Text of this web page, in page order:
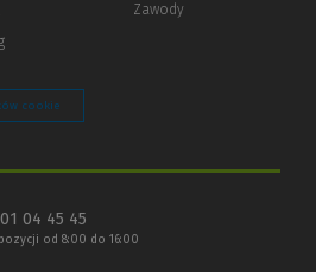
Zawody
cookie
04 45 45
od 8:00 do 16:00